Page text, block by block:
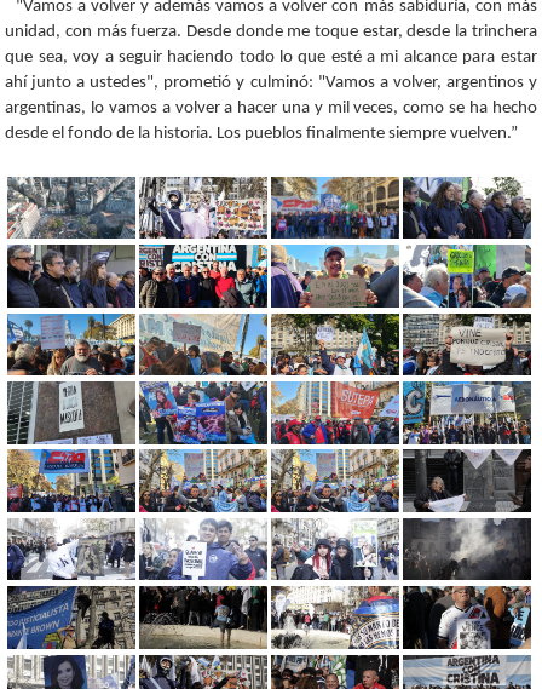
"Vamos a volver y además vamos a volver con más sabiduría, con más
unidad, con más fuerza. Desde donde me toque estar, desde la trinchera
que sea, voy a seguir haciendo todo lo que esté a mi alcance para estar
ahí junto a ustedes", prometió y culminó: "Vamos a volver, argentinos y
argentinas, lo vamos a volver a hacer una y mil veces, como se ha hecho
desde el fondo de la historia. Los pueblos finalmente siempre vuelven.”